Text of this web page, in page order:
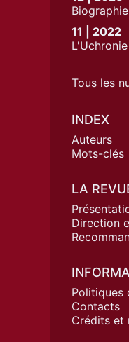
11 | 2022
L'Uchronie
Tous les
INDEX
Auteurs
Mots-clés
LA
Direction
Politiques
Contacts
Crédits et